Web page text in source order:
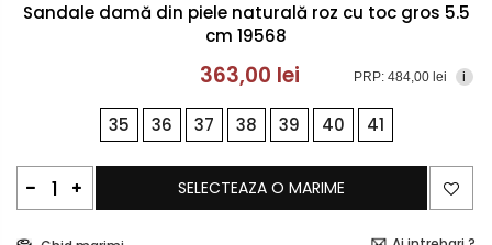
Sandale damă din piele naturală roz cu toc gros 5.5
cm 19568
363,00 lei PRP: 484,00 lei i
35 36 37 38 39 40 41
SELECTEAZA O MARIME